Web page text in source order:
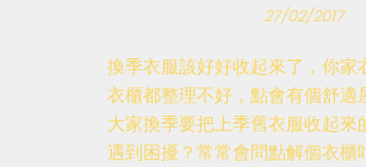
27/02/2017
換季衣服該好好收起來了，你家
衣櫃都整理不好，點會有個舒適
大家換季要把上季舊衣服收起來
遇到困擾？常常會問點解個衣櫃